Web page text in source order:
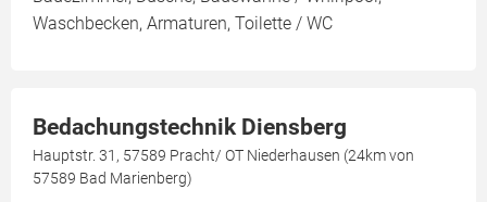
Waschbecken, Armaturen, Toilette / WC
Bedachungstechnik Diensberg
Hauptstr. 31, 57589 Pracht/ OT Niederhausen (24km von
57589 Bad Marienberg)